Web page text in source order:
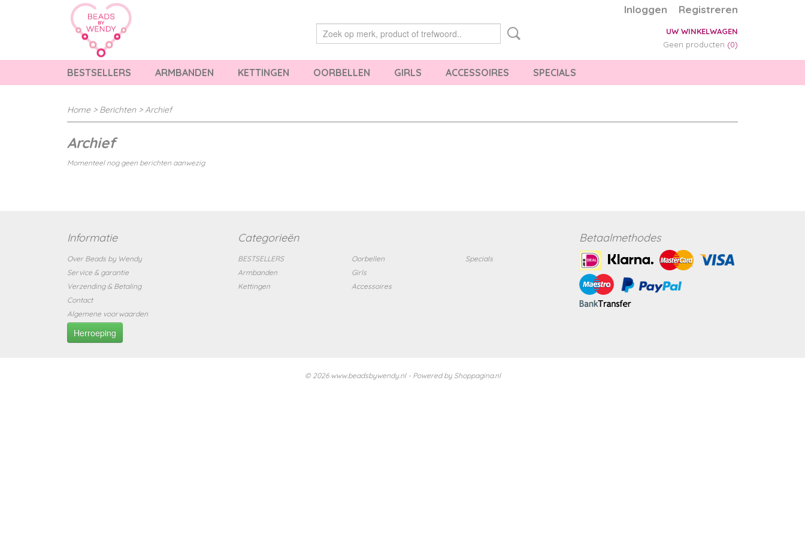
Inloggen Registreren
UW WINKELWAGEN
Geen producten (0)
BESTSELLERS ARMBANDEN KETTINGEN OORBELLEN GIRLS ACCESSOIRES SPECIALS
Home> Berichten> Archief
Archief
Momenteel nog geen berichten aanwezig
Informatie
Over Beads by Wendy
Service & garantie
Verzending & Betaling
Contact
Algemene voorwaarden
Herroeping
Categorieën
BESTSELLERS
Armbanden
Kettingen
Oorbellen
Girls
Accessoires
Specials
Betaalmethodes
© 2026 www.beadsbywendy.nl - Powered by Shoppagina.nl